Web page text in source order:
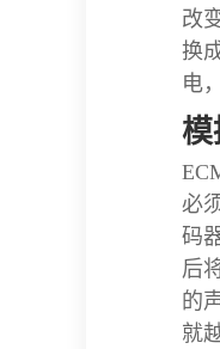
改
换
电
模
必
码
后
的
就